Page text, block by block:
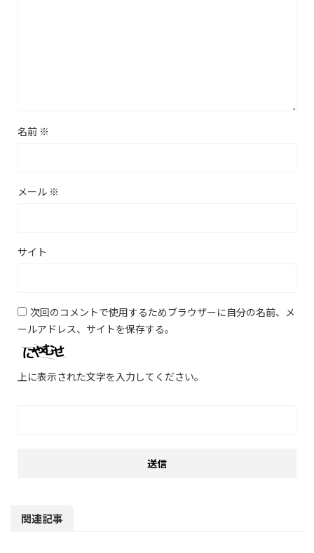
名前 ※
メール ※
サイト
次回のコメントで使用するためブラウザーに自分の名前、メ
ールアドレス、サイトを保存する。
上に表示された文字を入力してください。
関連記事